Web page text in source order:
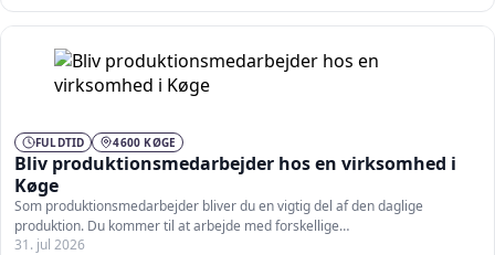
FULDTID 4600 KØGE
Bliv produktionsmedarbejder hos en virksomhed i
Køge
Som produktionsmedarbejder bliver du en vigtig del af den daglige
produktion. Du kommer til at arbejde med forskellige…
31. jul 2026